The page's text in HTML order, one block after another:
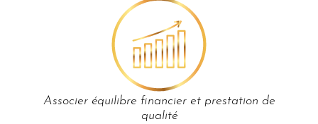
Associer équilibre financier et prestation de
qualité